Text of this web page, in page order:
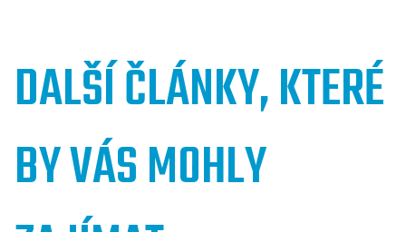
DALŠÍ ČLÁNKY, KTERÉ
BY VÁS MOHLY